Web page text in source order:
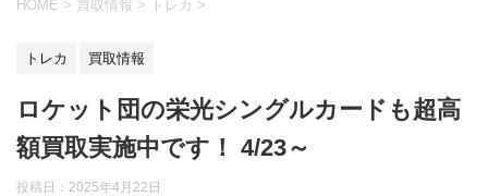
HOME > 買取情報 > トレカ >
トレカ 買取情報
ロケット団の栄光シングルカードも超高
額買取実施中です！ 4/23～
投稿日： 2025年4月22日